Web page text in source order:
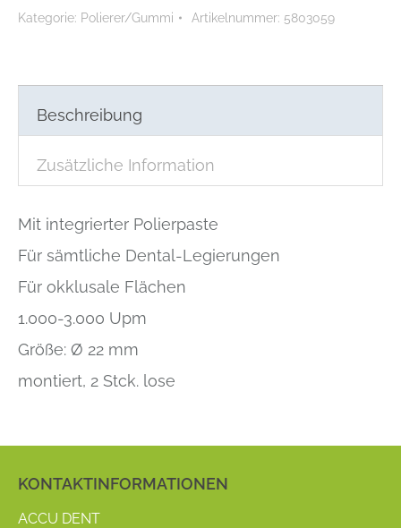
Ø
schwarz
Menge
Kategorie: Polierer/Gummi Artikelnummer: 5803059
Beschreibung
Zusätzliche Information
Mit integrierter Polierpaste
Für sämtliche Dental-Legierungen
Für okklusale Flächen
1.000-3.000 Upm
Größe: Ø 22 mm
montiert, 2 Stck. lose
KONTAKTINFORMATIONEN
ACCU DENT